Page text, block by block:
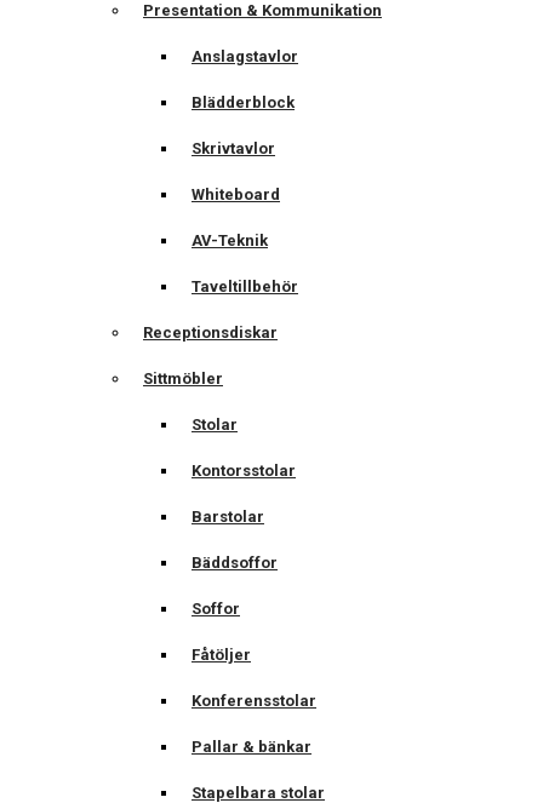
Presentation & Kommunikation
Anslagstavlor
Blädderblock
Skrivtavlor
Whiteboard
AV-Teknik
Taveltillbehör
Receptionsdiskar
Sittmöbler
Stolar
Kontorsstolar
Barstolar
Bäddsoffor
Soffor
Fåtöljer
Konferensstolar
Pallar & bänkar
Stapelbara stolar